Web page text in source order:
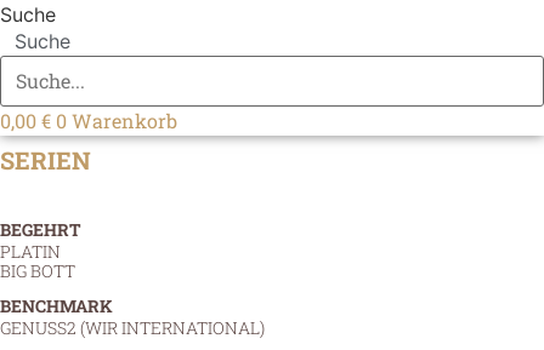
Suche
Suche
0,00€ 0Warenkorb
SERIEN
BEGEHRT
PLATIN
BIG BOTT
BENCHMARK
GENUSS2 (WIR INTERNATIONAL)